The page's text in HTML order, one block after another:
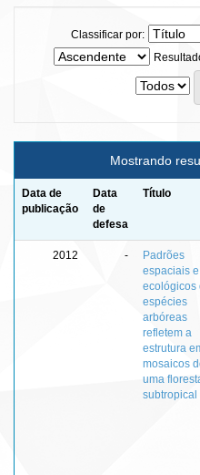
Classificar por:
Mostrando
Data de
publicação
Data
de
defesa
Título
2012 -
Padrões
espaciais e
ecológicos
espécies
arbóreas
refletem a
estrutura
mosaicos
uma
subtropical